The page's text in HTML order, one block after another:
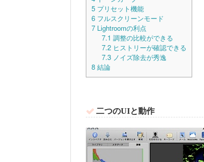
5 プリセット機能
6 フルスクリーンモード
7 Lightroomの利点
7.1 調整の比較ができる
7.2ヒストリーが確認できる
7.3ノイズ除去が秀逸
8 結論
二つのUIと動作